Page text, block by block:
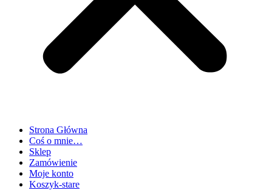
Strona Główna
Coś o mnie…
Sklep
Zamówienie
Moje konto
Koszyk-stare